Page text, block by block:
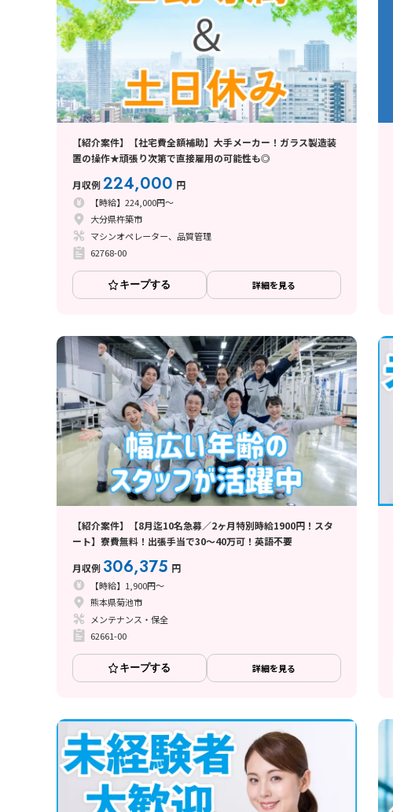
【紹介案件】【社宅費全額補助】大手メーカー！ガラス製造装
置の操作★頑張り次第で直接雇用の可能性も◎
月収例224,000 円
【時給】224,000円～
大分県杵築市
マシンオペレーター、品質管理
62768-00
キープする 詳細を見る
【紹介案件】【8月迄10名急募／2ヶ月特別時給1900円！スタ
ート】寮費無料！出張手当で30～40万可！英語不要
月収例 306,375 円
【時給】1,900円～
熊本県菊池市
メンテナンス・保全
62661-00
キープする 詳細を見る